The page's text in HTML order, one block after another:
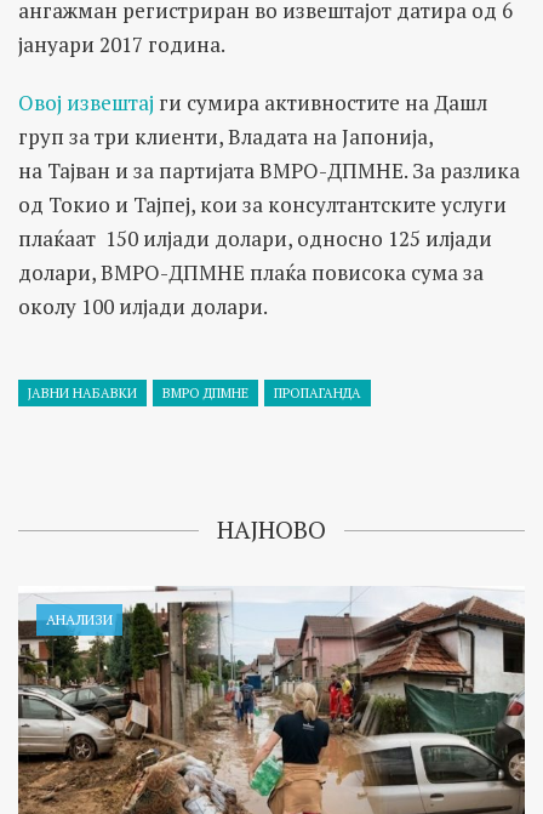
ангажман регистриран во извештајот датира од 6
јануари 2017 година.
Овој извештај ги сумира активностите на Дашл
груп за три клиенти, Владата на Јапонија,
на Тајван и за партијата ВМРО-ДПМНЕ. За разлика
од Токио и Тајпеј, кои за консултантските услуги
плаќаат 150 илјади долари, односно 125 илјади
долари, ВМРО-ДПМНЕ плаќа повисока сума за
околу 100 илјади долари.
ЈАВНИ НАБАВКИ ВМРО ДПМНЕ ПРОПАГАНДА
НАЈНОВО
АНАЛИЗИ